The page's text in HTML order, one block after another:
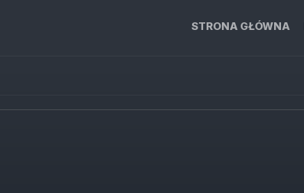
STRONA GŁÓWNA